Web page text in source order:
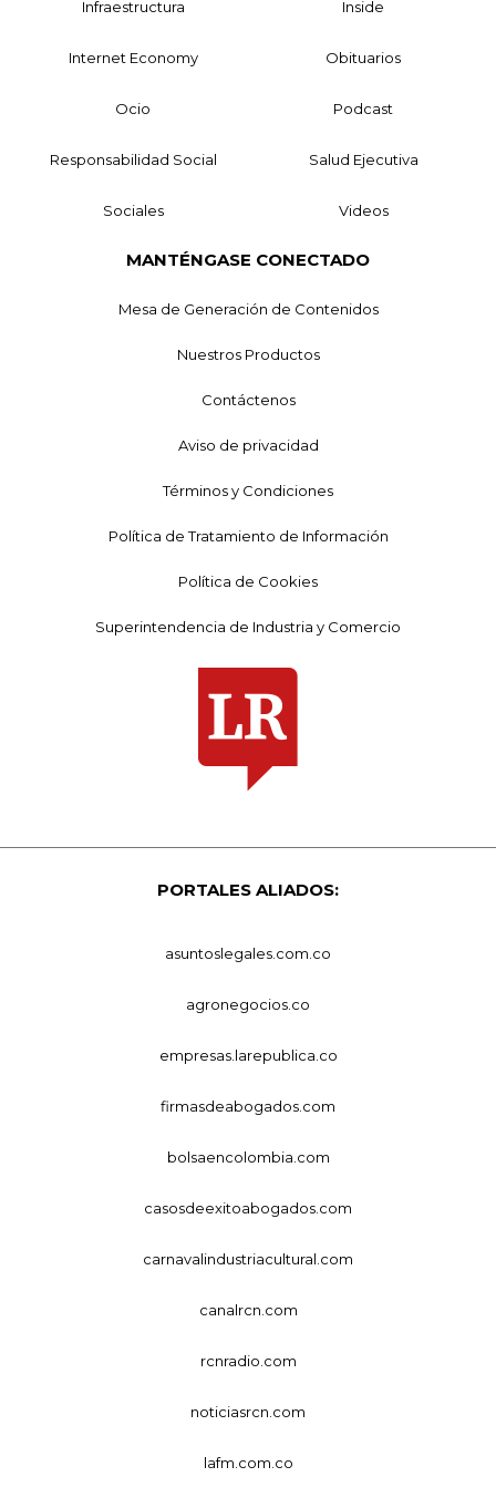
Infraestructura Inside
Internet Economy Obituarios
Ocio Podcast
Responsabilidad Social Salud Ejecutiva
Sociales Videos
MANTÉNGASE CONECTADO
Mesa de Generación de Contenidos
Nuestros Productos
Contáctenos
Aviso de privacidad
Términos y Condiciones
Política de Tratamiento de Información
Política de Cookies
Superintendencia de Industria y Comercio
PORTALES ALIADOS:
asuntoslegales.com.co
agronegocios.co
empresas.larepublica.co
firmasdeabogados.com
bolsaencolombia.com
casosdeexitoabogados.com
carnavalindustriacultural.com
canalrcn.com
rcnradio.com
noticiasrcn.com
lafm.com.co